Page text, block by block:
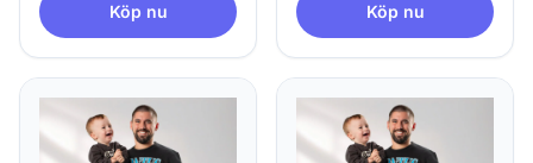
Köp nu Köp nu